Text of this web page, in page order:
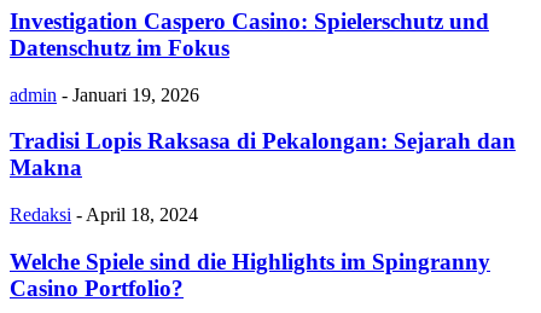
Investigation Caspero Casino: Spielerschutz und
Datenschutz im Fokus
admin - Januari 19, 2026
Tradisi Lopis Raksasa di Pekalongan: Sejarah dan
Makna
Redaksi - April 18, 2024
Welche Spiele sind die Highlights im Spingranny
Casino Portfolio?